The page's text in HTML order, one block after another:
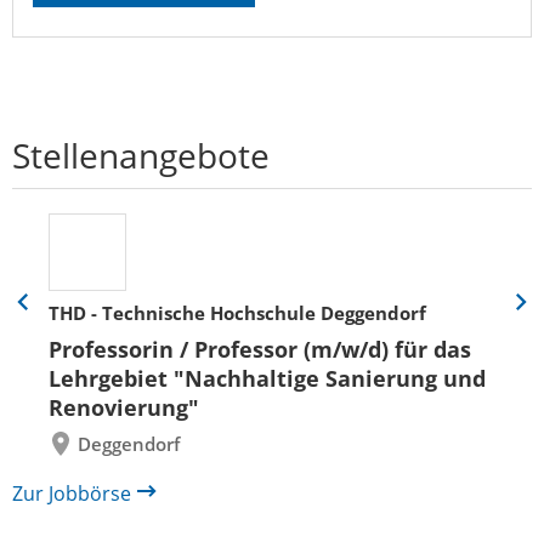
Stellenangebote
THD - Technische Hochschule Deggendorf
Professorin / Professor (m/w/d) für das
Lehrgebiet "Nachhaltige Sanierung und
Renovierung"
Deggendorf
Eine
zurück
Eine
Zur Jobbörse